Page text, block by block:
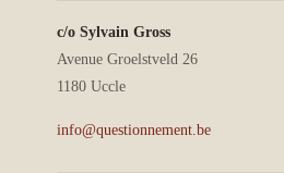
c/o Sylvain Gross
Avenue Groelstveld 26
1180 Uccle
info@questionnement.be